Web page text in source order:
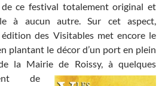
ce festival totalement original et
à aucun autre. Sur cet aspect,
édition des Visitables met encore le
plantant le décor d’un port en plein
la Mairie de Roissy, à quelques
de